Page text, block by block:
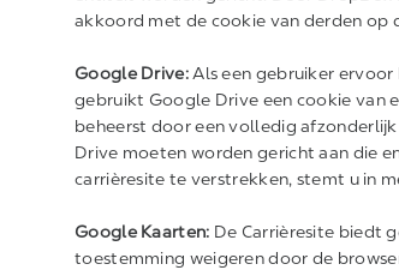
akkoord met de cookie van derden op
Google Drive:Als een gebruiker
gebruikt Google Drive een cookie van
beheerst door een volledig
Drive moeten worden gericht aan die
carrièresite te verstrekken, stemt u in
Google Kaarten: De Carrièresite biedt
toestemming weigeren door de